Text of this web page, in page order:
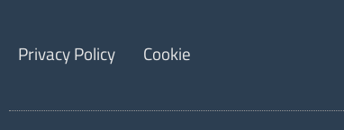
Privacy Policy Cookie